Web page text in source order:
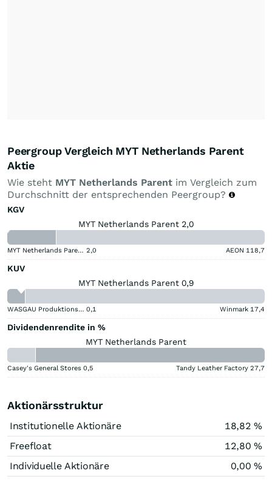
Peergroup Vergleich MYT Netherlands Parent
Aktie
Wie steht MYT Netherlands Parent im Vergleich zum
Durchschnitt der entsprechenden Peergroup?
KGV
MYT Netherlands Parent 2,0
MYT Netherlands Parent 2,0 AEON 118,7
KUV
MYT Netherlands Parent 0,9
WASGAU Produktions & Handels 0,1 Winmark 17,4
Dividendenrendite in %
MYT Netherlands Parent
Casey's General Stores 0,5 Tandy Leather Factory 27,7
Aktionärsstruktur
Institutionelle Aktionäre
18,82 %
Freefloat
12,80 %
Individuelle Aktionäre
0,00 %